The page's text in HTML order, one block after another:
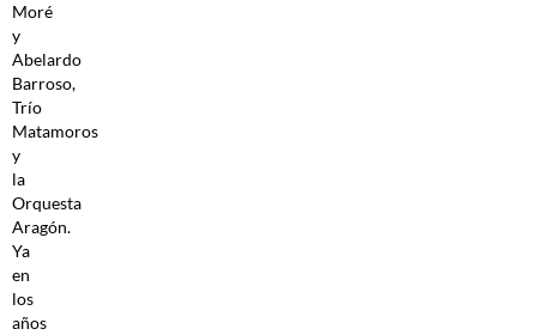
Moré
y
Abelardo
Barroso,
Trío
Matamoros
y
la
Orquesta
Aragón.
Ya
en
los
años